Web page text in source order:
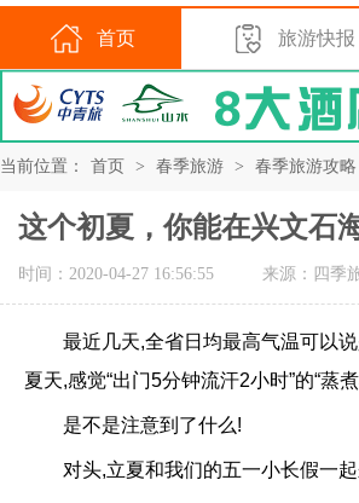
首页 旅游快报
当前位置： 首页 > 春季旅游 > 春季旅游攻略
这个初夏，你能在兴文石
时间：2020-04-27 16:56:55 来源：四季
最近几天,全省日均最高气温可以
夏天,感觉“出门5分钟流汗2小时”的“蒸
是不是注意到了什么!
对头,立夏和我们的五一小长假一